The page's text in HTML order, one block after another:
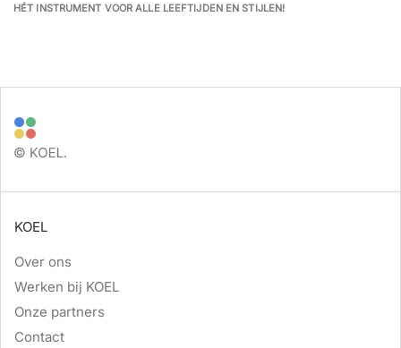
HÉT INSTRUMENT VOOR ALLE LEEFTIJDEN EN STIJLEN!
KOEL
Over ons
Werken bij KOEL
Onze partners
Contact